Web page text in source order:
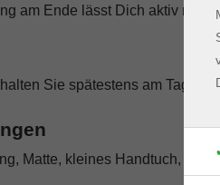
am Ende lässt Dich aktiv
Sie spätestens am Tag
Matte, kleines Handtuch,